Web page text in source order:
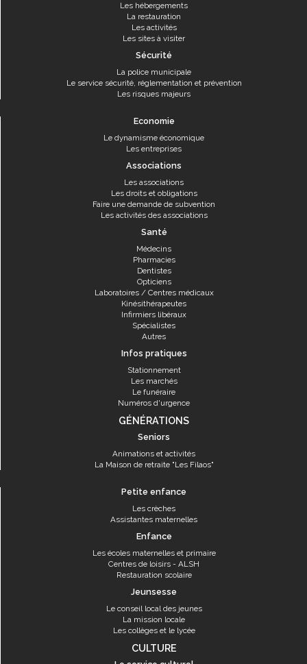
Les hébergements
La restauration
Les activités
Les sites à visiter
Sécurité
La police municipale
Le service sécurité, réglementation et prévention
Les risques majeurs
Economie
Le dynamisme économique
Les entreprises
Associations
Les associations
Les droits et obligations
Faire une demande de subvention
Les activités des associations
Santé
Médecins
Pharmacies
Dentistes
Opticiens
Laboratoires / Centres médicaux
Kinésithérapeutes
Infirmiers libéraux
Spécialistes
Autres
Infos pratiques
Stationnement
Les marchés
Le funéraire
Numéros d'urgence
GÉNÉRATIONS
Seniors
Animations et activités
La Maison de retraite "Les Filaos"
Petite enfance
Les crèches
Assistantes maternelles
Enfance
Les écoles maternelles et primaire
Centres de loisirs - ALSH
Restauration scolaire
Jeunsesse
Le conseil local des jeunes
La mission locale
Les collèges et le lycée
CULTURE